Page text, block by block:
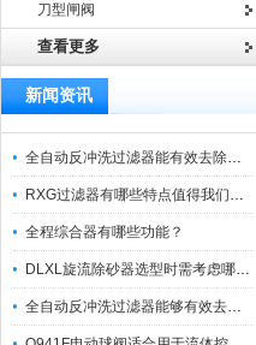
刀型闸阀
查看更多
新闻资讯
全自动反冲洗过滤器能有效去除过滤介质上的杂质
RXG过滤器有哪些特点值得我们选择？
全程综合器有哪些功能？
DLXL旋流除砂器选型时需考虑哪些因素？
全自动反冲洗过滤器能够有效去除不同粒径的固体杂